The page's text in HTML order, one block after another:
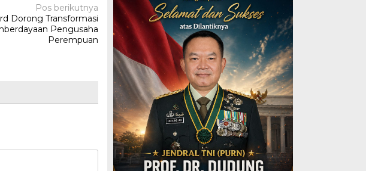
Pos berikutnya
Dorong Transformasi
Pengusaha
Perempuan